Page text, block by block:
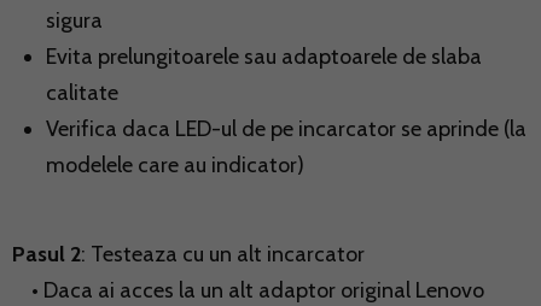
sigura
Evita prelungitoarele sau adaptoarele de slaba
calitate
Verifica daca LED-ul de pe incarcator se aprinde (la
modelele care au indicator)
Pasul 2: Testeaza cu un alt incarcator
• Daca ai acces la un alt adaptor original Lenovo